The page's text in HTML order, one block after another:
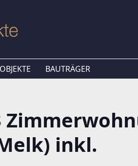
BAUTRÄGER
inkl.